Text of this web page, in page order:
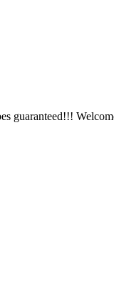
guaranteed!!!